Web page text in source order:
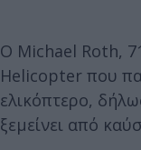
Ο Michael Roth,
Helicopter που
ελικόπτερο,
ξεμείνει από